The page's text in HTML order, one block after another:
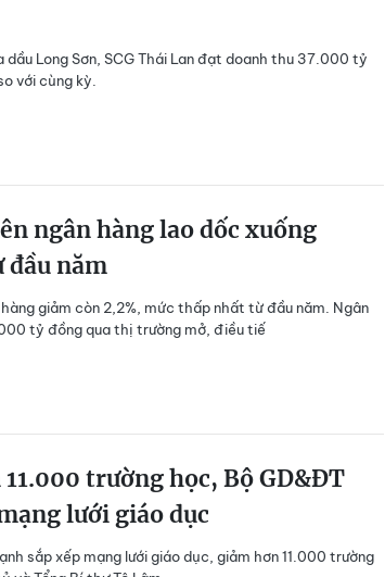
dầu Long Sơn, SCG Thái Lan đạt doanh thu 37.000 tỷ
với cùng kỳ.
ngân hàng lao dốc xuống
đầu năm
giảm còn 2,2%, mức thấp nhất từ đầu năm. Ngân
tỷ đồng qua thị trường mở, điều tiế
trường học, Bộ GD&ĐT
lưới giáo dục
sắp xếp mạng lưới giáo dục, giảm hơn 11.000 trường